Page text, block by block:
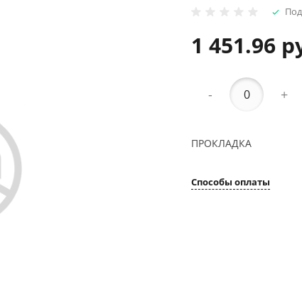
1 451.96
- +
ПРОКЛАДКА
Способы оплаты